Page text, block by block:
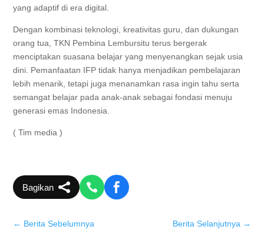
yang adaptif di era digital.
Dengan kombinasi teknologi, kreativitas guru, dan dukungan
orang tua, TKN Pembina Lembursitu terus bergerak
menciptakan suasana belajar yang menyenangkan sejak usia
dini. Pemanfaatan IFP tidak hanya menjadikan pembelajaran
lebih menarik, tetapi juga menanamkan rasa ingin tahu serta
semangat belajar pada anak-anak sebagai fondasi menuju
generasi emas Indonesia.
( Tim media )
Bagikan
← Berita Sebelumnya Berita Selanjutnya →